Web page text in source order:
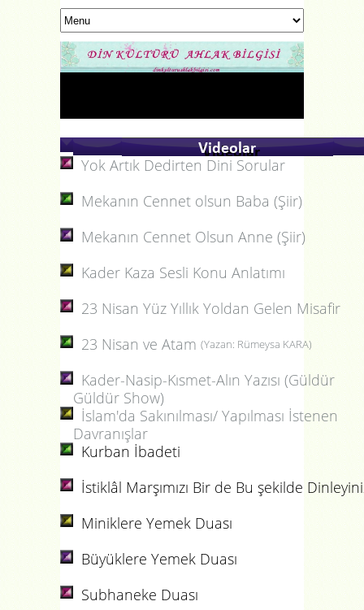
Yok Artık Dedirten Dini Sorular
Mekanın Cennet olsun Baba (Şiir)
Mekanın Cennet Olsun Anne (Şiir)
Kader Kaza Sesli Konu Anlatımı
23 Nisan Yüz Yıllık Yoldan Gelen Misafir
23 Nisan ve Atam (Yazan: Rümeysa KARA)
Kader-Nasip-Kısmet-Alın Yazısı (Güldür
Güldür Show)
İslam'da Sakınılması/ Yapılması İstenen
Davranışlar
Kurban İbadeti
İstiklâl Marşımızı Bir de Bu şekilde
Miniklere Yemek Duası
Büyüklere Yemek Duası
Subhaneke Duası